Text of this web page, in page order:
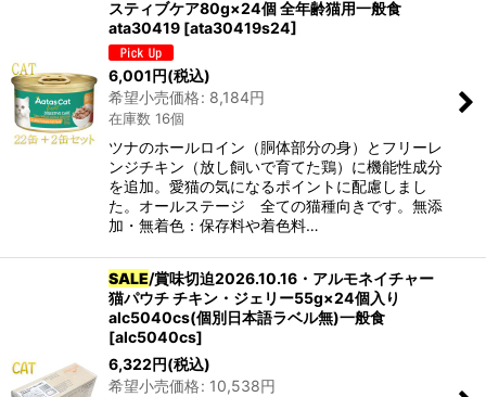
スティブケア80g×24個 全年齢猫用一般食
ata30419 [ata30419s24]
6,001円(税込)
希望小売価格: 8,184円
在庫数 16個
ツナのホールロイン（胴体部分の身）とフリーレ
ンジチキン（放し飼いで育てた鶏）に機能性成分
を追加。愛猫の気になるポイントに配慮しまし
た。オールステージ 全ての猫種向きです。無添
加・無着色：保存料や着色料…
SALE/賞味切迫2026.10.16・アルモネイチャー
猫パウチ チキン・ジェリー55g×24個入り
alc5040cs(個別日本語ラベル無)一般食
[alc5040cs]
6,322円(税込)
希望小売価格: 10,538円